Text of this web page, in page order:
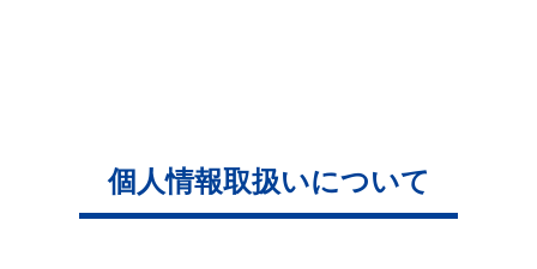
個人情報取扱いについて